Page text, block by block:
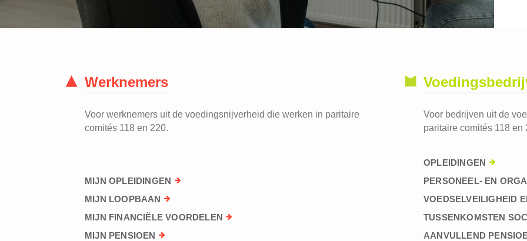
Werknemers
Voor werknemers uit de voedingsnijverheid die werken in paritaire
comités 118 en 220.
MIJN OPLEIDINGEN
MIJN LOOPBAAN
MIJN FINANCIËLE VOORDELEN
MIJN PENSIOEN
Voor bedrijven uit de
paritaire comités 118 en
OPLEIDINGEN
PERSONEEL- EN
VOEDSELVEILIGHEID
TUSSENKOMSTEN
AANVULLEND